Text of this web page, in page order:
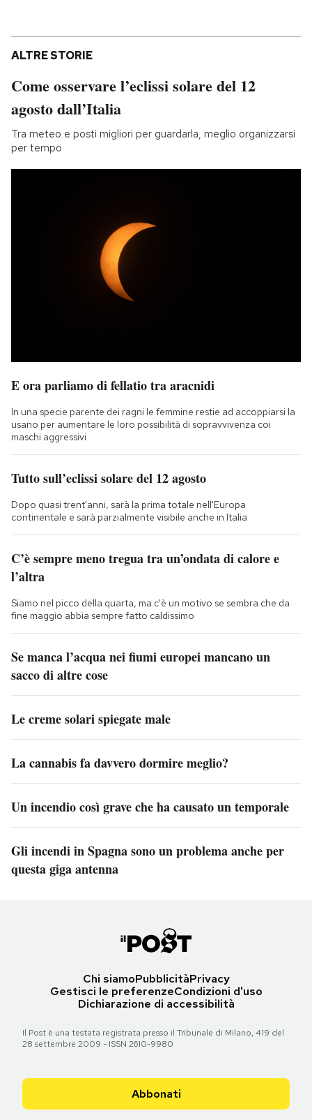
ALTRE STORIE
Come osservare l’eclissi solare del 12
agosto dall’Italia
Tra meteo e posti migliori per guardarla, meglio organizzarsi
per tempo
E ora parliamo di fellatio tra aracnidi
In una specie parente dei ragni le femmine restie ad accoppiarsi la
usano per aumentare le loro possibilità di sopravvivenza coi
maschi aggressivi
Tutto sull’eclissi solare del 12 agosto
Dopo quasi trent'anni, sarà la prima totale nell'Europa
continentale e sarà parzialmente visibile anche in Italia
C’è sempre meno tregua tra un’ondata di calore e
l’altra
Siamo nel picco della quarta, ma c'è un motivo se sembra che da
fine maggio abbia sempre fatto caldissimo
Se manca l’acqua nei fiumi europei mancano un
sacco di altre cose
Le creme solari spiegate male
La cannabis fa davvero dormire meglio?
Un incendio così grave che ha causato un temporale
Gli incendi in Spagna sono un problema anche per
questa giga antenna
Chi siamoPubblicitàPrivacy
Gestisci le preferenzeCondizioni d'uso
Dichiarazione di accessibilità
Il Post è una testata registrata presso il Tribunale di Milano, 419 del
28 settembre 2009 - ISSN 2610-9980
Abbonati